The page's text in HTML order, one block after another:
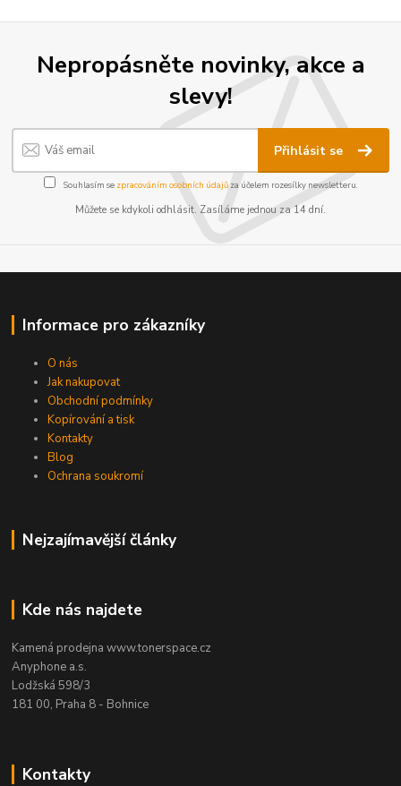
Nepropásněte novinky, akce a
slevy!
Přihlásit se
Souhlasím se zpracováním osobních údajůza účelem rozesílky newsletteru.
Můžete se kdykoli odhlásit. Zasíláme jednou za 14 dní.
Informace pro zákazníky
O nás
Jak nakupovat
Obchodní podmínky
Kopírování a tisk
Kontakty
Blog
Ochrana soukromí
Nejzajímavější články
Kde nás najdete
Kamená prodejna www.tonerspace.cz
Anyphone a.s.
Lodžská 598/3
181 00, Praha 8 - Bohnice
Kontakty